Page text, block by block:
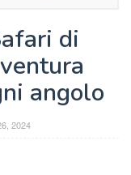
di
angolo
2024